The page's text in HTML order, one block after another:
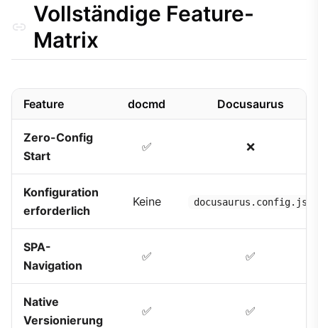
Vollständige Feature-
Matrix
Feature docmd Docusaurus
Zero-Config
Start
✅ ❌
Konfiguration
erforderlich
Keine docusaurus.config.js
SPA-
Navigation
✅ ✅
Native
Versionierung
✅ ✅